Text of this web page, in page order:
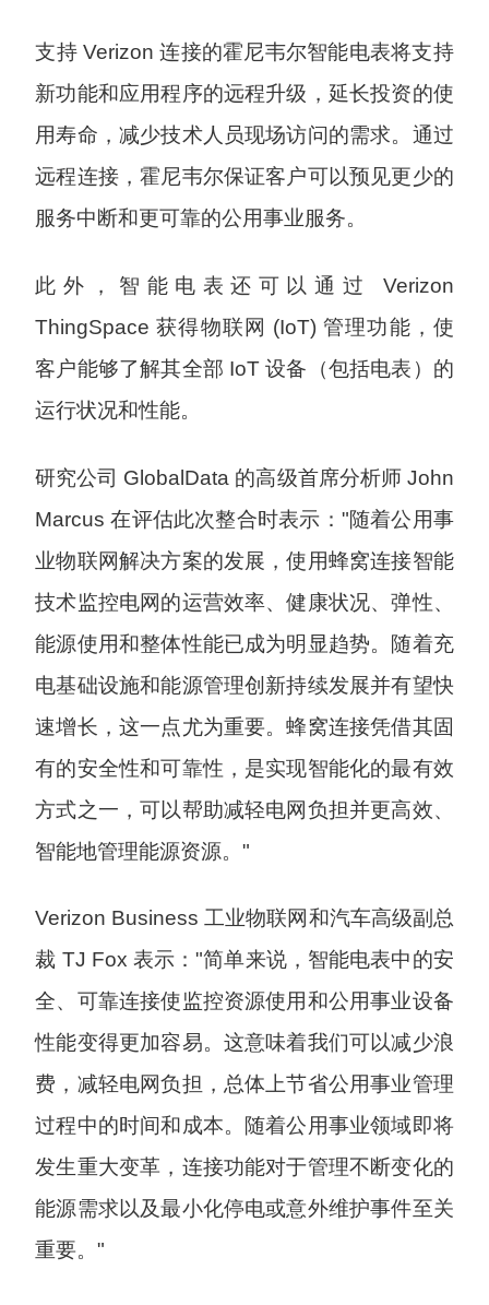
支持 Verizon 连接的霍尼韦尔智能电表将支持
新功能和应用程序的远程升级，延长投资的使
用寿命，减少技术人员现场访问的需求。通过
远程连接，霍尼韦尔保证客户可以预见更少的
服务中断和更可靠的公用事业服务。
此外，智能电表还可以通过 Verizon
ThingSpace 获得物联网 (IoT) 管理功能，使
客户能够了解其全部 IoT 设备（包括电表）的
运行状况和性能。
研究公司 GlobalData 的高级首席分析师 John
Marcus 在评估此次整合时表示："随着公用事
业物联网解决方案的发展，使用蜂窝连接智能
技术监控电网的运营效率、健康状况、弹性、
能源使用和整体性能已成为明显趋势。随着充
电基础设施和能源管理创新持续发展并有望快
速增长，这一点尤为重要。蜂窝连接凭借其固
有的安全性和可靠性，是实现智能化的最有效
方式之一，可以帮助减轻电网负担并更高效、
智能地管理能源资源。"
Verizon Business 工业物联网和汽车高级副总
裁 TJ Fox 表示："简单来说，智能电表中的安
全、可靠连接使监控资源使用和公用事业设备
性能变得更加容易。这意味着我们可以减少浪
费，减轻电网负担，总体上节省公用事业管理
过程中的时间和成本。随着公用事业领域即将
发生重大变革，连接功能对于管理不断变化的
能源需求以及最小化停电或意外维护事件至关
重要。"